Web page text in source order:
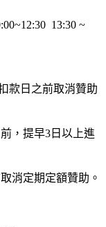
13:30 ~
款日之前取消贊助
，提早3日以上進
消定期定額贊助。